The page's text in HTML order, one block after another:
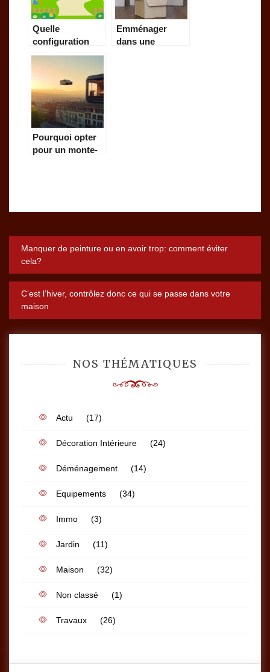
Quelle
configuration
préférez-vous
vos enfants?
Emménager
dans une
Pourquoi opter
pour un monte-
bâtiment à
Navigation
de
l’article
Manquer de peinture ou en avoir trop: comment éviter
cela?
C’est l’hiver, contrôlez donc ce qui se passe dans votre
maison
NOS THÉMATIQUES
Actu (17)
Décoration Intérieure (24)
Déménagement (14)
Equipements (34)
Immo (3)
Jardin (11)
Maison (32)
Non classé (1)
Travaux (26)